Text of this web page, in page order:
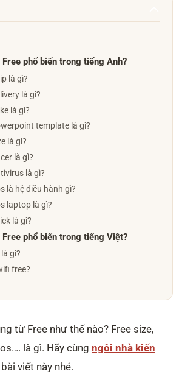
phổ biến trong tiếng Anh?
là gì?
là gì?
là gì?
template là gì?
là gì?
là gì?
là gì?
là hệ điều hành gì?
laptop là gì?
là gì?
Free phổ biến trong tiếng Việt?
gì?
free?
từ Free như thế nào? Free size,
là gì. Hãy cùng ngôi nhà kiến
viết này nhé.